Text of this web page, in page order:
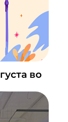
во